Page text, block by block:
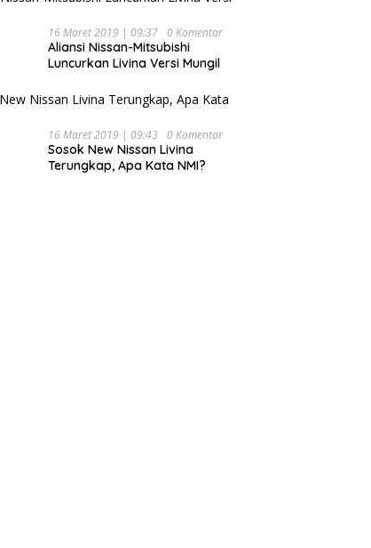
16 Maret 2019 | 09:37 0 Komentar
Aliansi Nissan-Mitsubishi
Luncurkan Livina Versi Mungil
16 Maret 2019 | 09:43 0 Komentar
Sosok New Nissan Livina
Terungkap, Apa Kata NMI?